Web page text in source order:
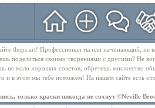
theps.art! Профессионал ты или начинающий,
поделиться своими творениями с другими? Не
не мало хороших советов, обретешь множество
и в этом мы тебе поможем! На нашем сайте есть
только краски никогда не сохнут ©Neville